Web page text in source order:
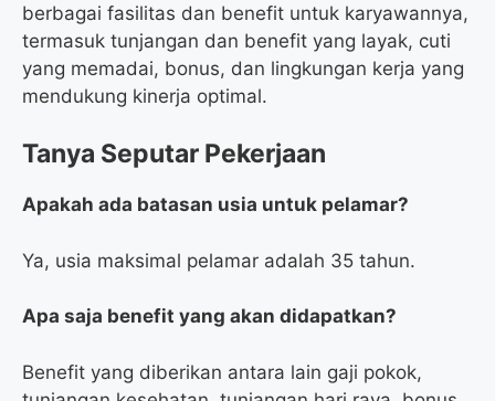
berbagai fasilitas dan benefit untuk karyawannya,
termasuk tunjangan dan benefit yang layak, cuti
yang memadai, bonus, dan lingkungan kerja yang
mendukung kinerja optimal.
Tanya Seputar Pekerjaan
Apakah ada batasan usia untuk pelamar?
Ya, usia maksimal pelamar adalah 35 tahun.
Apa saja benefit yang akan didapatkan?
Benefit yang diberikan antara lain gaji pokok,